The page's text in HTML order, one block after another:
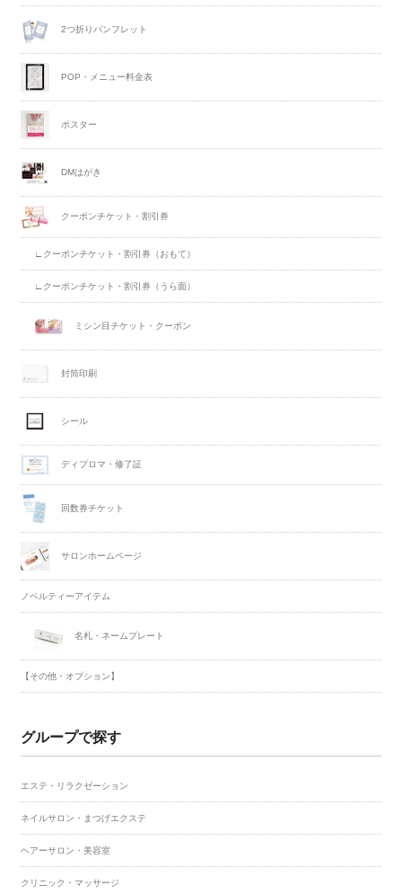
2つ折りパンフレット
POP・メニュー料金表
ポスター
DMはがき
クーポンチケット・割引券
∟クーポンチケット・割引券（おもて）
∟クーポンチケット・割引券（うら面）
ミシン目チケット・クーポン
封筒印刷
シール
ディプロマ・修了証
回数券チケット
サロンホームページ
ノベルティーアイテム
名札・ネームプレート
【その他・オプション】
グループで探す
エステ・リラクゼーション
ネイルサロン・まつげエクステ
ヘアーサロン・美容室
クリニック・マッサージ